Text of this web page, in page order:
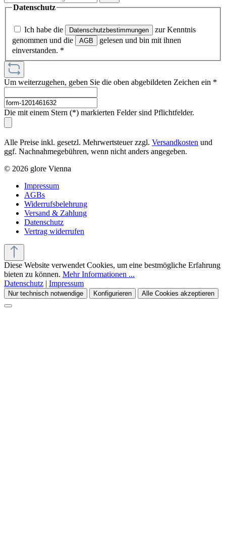
Datenschutz
Ich habe die Datenschutzbestimmungen
zur Kenntnis
genommen und die
AGB
gelesen und bin mit ihnen
einverstanden. *
Um weiterzugehen, geben Sie die oben abgebildeten Zeichen ein *
Die mit einem Stern (*) markierten Felder sind Pflichtfelder.
Alle Preise inkl. gesetzl. Mehrwertsteuer zzgl. Versandkosten und
ggf. Nachnahmegebühren, wenn nicht anders angegeben.
© 2026 glore Vienna
Impressum
AGBs
Widerrufsbelehrung
Versand & Zahlung
Datenschutz
Vertrag widerrufen
Diese Website verwendet Cookies, um eine bestmögliche Erfahrung
bieten zu können. Mehr Informationen ...
Datenschutz | Impressum
Nur technisch notwendige Konfigurieren Alle Cookies akzeptieren